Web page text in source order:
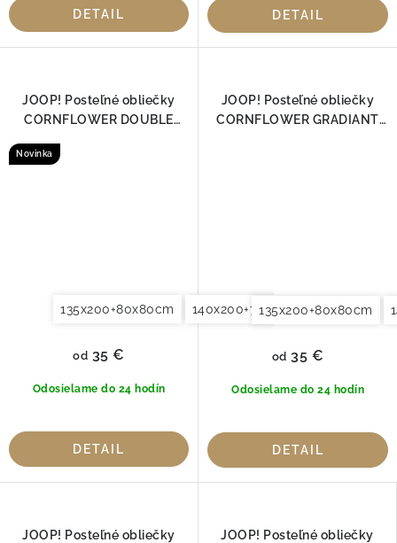
DETAIL DETAIL
JOOP! Posteľné obliečky
CORNFLOWER DOUBLE
Novinka
135x200+80x80cm 140x200+70x90cm
Odosielame do 24 hodín
od 35 €
DETAIL
JOOP! Posteľné obliečky
CORNFLOWER GRADIANT
135x200+80x80cm
Odosielame do 24 hodín
od 35 €
DETAIL
JOOP! Posteľné obliečky
JOOP! Posteľné obliečky